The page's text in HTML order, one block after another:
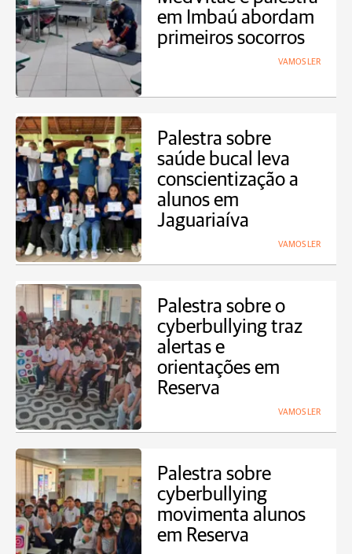
em Imbaú abordam
primeiros socorros
VAMOS LER
Palestra sobre
saúde bucal leva
conscientização a
alunos em
Jaguariaíva
VAMOS LER
Palestra sobre o
cyberbullying traz
alertas e
orientações em
Reserva
VAMOS LER
Palestra sobre
cyberbullying
movimenta alunos
em Reserva